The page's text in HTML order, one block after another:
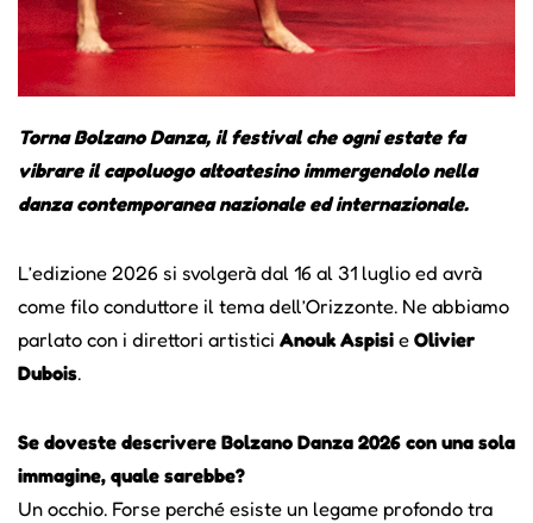
Torna Bolzano Danza, il festival che ogni estate fa
vibrare il capoluogo altoatesino immergendolo nella
danza contemporanea nazionale ed internazionale.
L’edizione 2026 si svolgerà dal 16 al 31 luglio ed avrà
come filo conduttore il tema dell’Orizzonte. Ne abbiamo
parlato con i direttori artistici Anouk Aspisi e Olivier
Dubois.
Se doveste descrivere Bolzano Danza 2026 con una sola
immagine, quale sarebbe?
Un occhio. Forse perché esiste un legame profondo tra